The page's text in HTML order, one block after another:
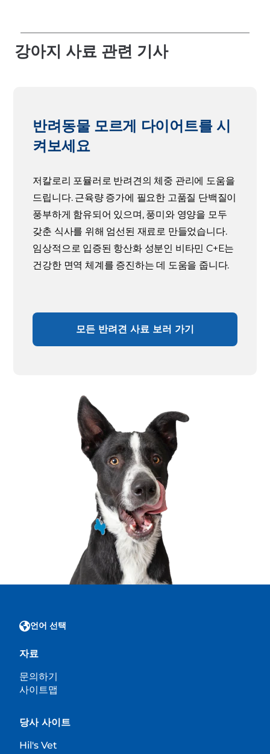
강아지 사료 관련 기사
반려동물 모르게 다이어트를 시
켜보세요
저칼로리 포뮬러로 반려견의 체중 관리에 도움을
드립니다. 근육량 증가에 필요한 고품질 단백질이
풍부하게 함유되어 있으며, 풍미와 영양을 모두
갖춘 식사를 위해 엄선된 재료로 만들었습니다.
임상적으로 입증된 항산화 성분인 비타민 C+E는
건강한 면역 체계를 증진하는 데 도움을 줍니다.
모든 반려견 사료 보러 가기
언어 선택
자료
문의하기
사이트맵
당사 사이트
Hil's Vet